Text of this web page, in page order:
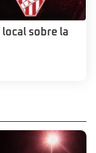
sobre la